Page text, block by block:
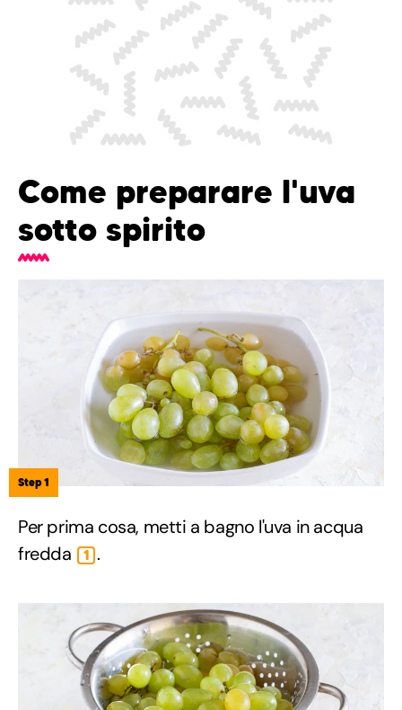
Come preparare l'uva
sotto spirito
Step 1
Per prima cosa, metti a bagno l'uva in acqua
fredda
1 .